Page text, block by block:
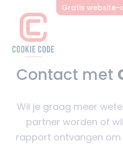
Gratis website-
Contact met
Wil je graag meer
partner worden of
rapport ontvangen om